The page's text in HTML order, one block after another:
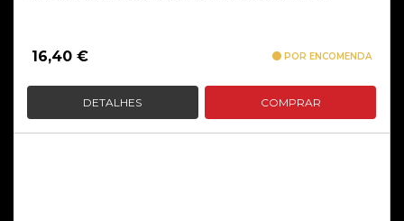
16,40 € POR ENCOMENDA
DETALHES COMPRAR